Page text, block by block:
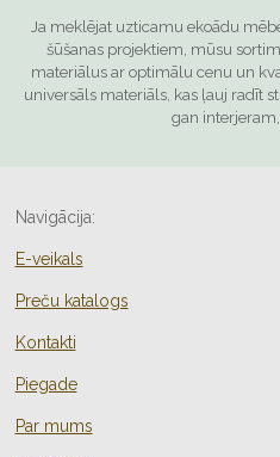
Ja meklējat uzticamu ekoādu
šūšanas projektiem, mūsu
materiālus ar optimālu cenu un
universāls materiāls, kas ļauj radīt
gan
Navigācija:
E-veikals
Preču katalogs
Kontakti
Piegade
Par mums